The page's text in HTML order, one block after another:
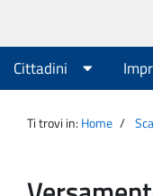
Agenzia
Entrate
Menu
principale
Cittadini
Ti trovi in: Home